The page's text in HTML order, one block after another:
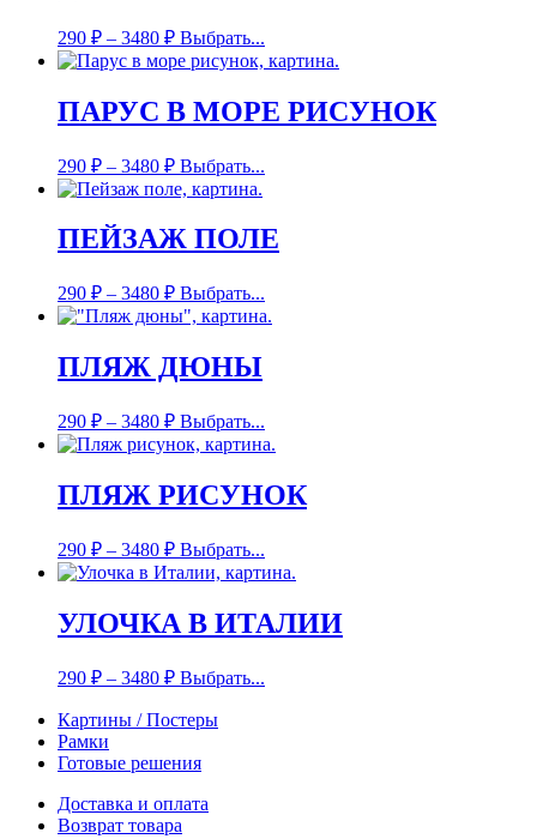
290 ₽ – 3480 ₽ Выбрать...
ПАРУС В МОРЕ РИСУНОК
290 ₽ – 3480 ₽ Выбрать...
ПЕЙЗАЖ ПОЛЕ
290 ₽ – 3480 ₽ Выбрать...
ПЛЯЖ ДЮНЫ
290 ₽ – 3480 ₽ Выбрать...
ПЛЯЖ РИСУНОК
290 ₽ – 3480 ₽ Выбрать...
УЛОЧКА В ИТАЛИИ
290 ₽ – 3480 ₽ Выбрать...
Картины / Постеры
Рамки
Готовые решения
Доставка и оплата
Возврат товара